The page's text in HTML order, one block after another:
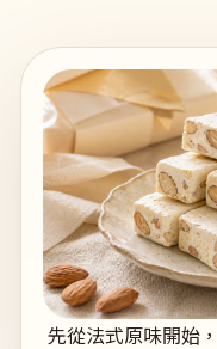
先從法式原味開始